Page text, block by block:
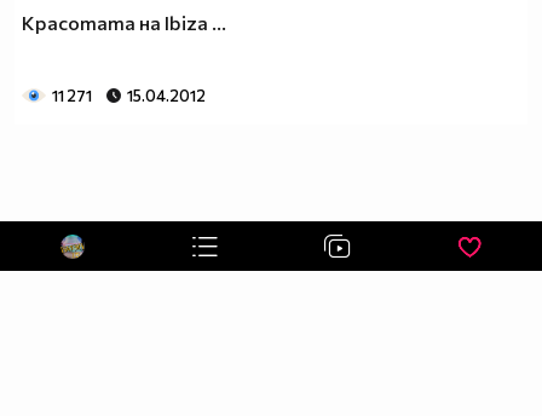
Красотата на Ibiza ...
11 271 15.04.2012